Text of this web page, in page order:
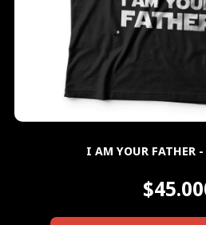
I AM YOUR FATHER -